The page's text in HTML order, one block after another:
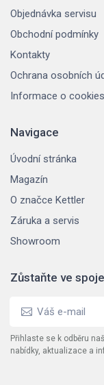
Objednávka servisu
Obchodní podmínky
Kontakty
Ochrana osobních
Informace o cookies
Navigace
Úvodní stránka
Magazín
O značce Kettler
Záruka a servis
Showroom
Zůstaňte ve
Přihlaste se k odběru
nabídky, aktualizace a